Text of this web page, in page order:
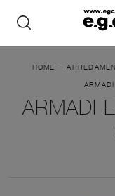
HOME -
ARMADI